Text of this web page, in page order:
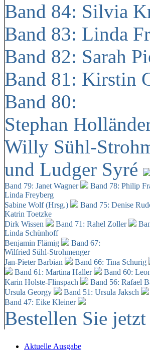
Band 84: Silvia
Band 83: Linda
Band 82: Sarah
Band 81: Kirstin
Band 80:
Stephan
Willy Sühl-
und Ludger Syré
Band 79: Janet Wagner Band 78: Philip
Linda Freyberg
Sabine Wolf (Hrsg.)
Band 75: Denise
Katrin Toetzke
Dirk Wissen
Band 71: Rahel Zoller
Linda Schünhoff
Benjamin Flämig
Band 67:
Wilfried Sühl-Strohmenger
Jan-Pieter Barbian
Band 66: Tina Schurig
Band 61: Martina Haller
Band 60:
Karin Holste-Flinspach
Band 56: Rafael
Ursula Georgy
Band 51: Ursula Jaksch
Band 47: Eike Kleiner
Bestellen Sie
Aktuelle Ausgabe